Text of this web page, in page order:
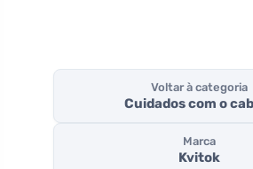
Voltar à categoria
Cuidados com o
Marca
Kvitok